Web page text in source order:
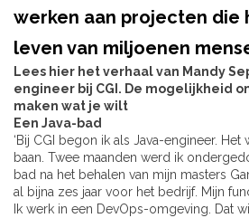
werken aan projecten die
leven van miljoenen
Lees hier het verhaal van Mandy
engineer bij CGI. De mogelijkheid
maken wat je wilt
Een Java-bad
‘Bij CGI begon ik als Java-engineer.
baan. Twee maanden werd ik
bad na het behalen van mijn masters
al bijna zes jaar voor het bedrijf. Mijn
Ik werk in een DevOps-omgeving. Dat